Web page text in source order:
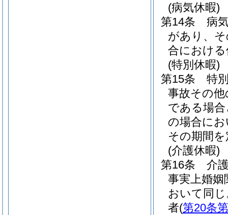
(病気休暇)
第14条
病
があり、
合におけ
(特別休暇)
第15条
特
事故その
である場
の場合に
その期間
(介護休暇)
第16条
介
事実上婚
おいて同じ
者(第20条